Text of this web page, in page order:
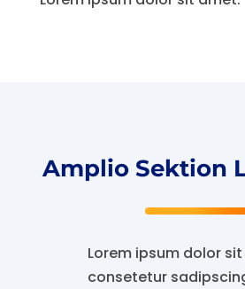
Amplio Sektion
Lorem ipsum dolor
consetetur